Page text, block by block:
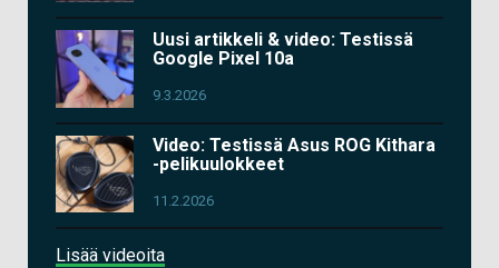
Uusi artikkeli & video: Testissä
Google Pixel 10a
9.3.2026
Video: Testissä Asus ROG Kithara
-pelikuulokkeet
11.2.2026
Lisää videoita